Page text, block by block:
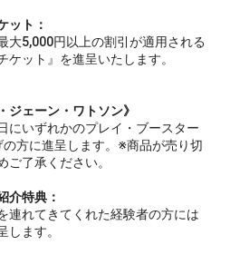
ット：
大5,000円以上の割引が適用される
ケット』を進呈いたします。
ジェーン・ワトソン》
にいずれかのプレイ・ブースター
方に進呈します。※商品が売り切
ご了承ください。
介特典：
連れてきてくれた経験者の方には
します。